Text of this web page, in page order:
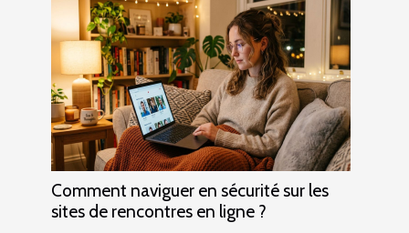
Comment naviguer en sécurité sur les
sites de rencontres en ligne ?